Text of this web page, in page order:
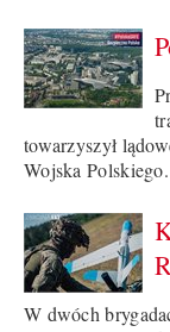
towarzyszył
Wojska
W dwóch